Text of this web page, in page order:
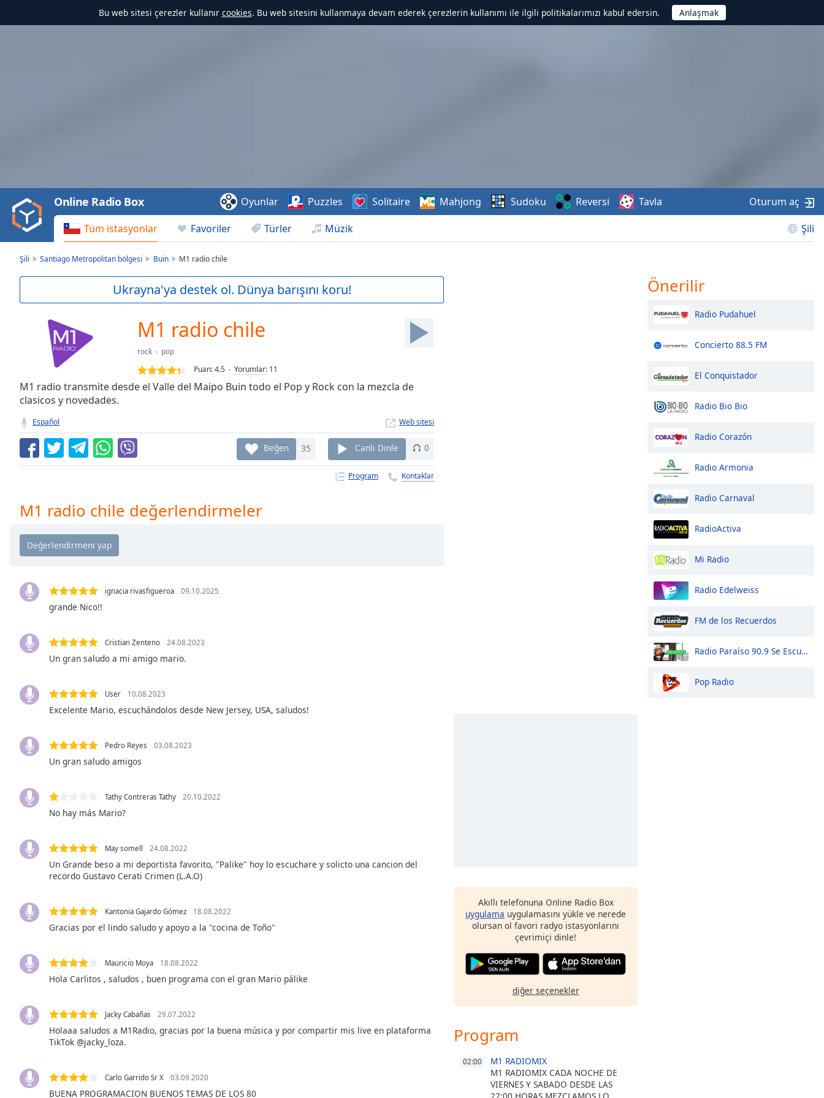
Bu web sitesi çerezler kullanır cookies. Bu web sitesini kullanmaya devam ederek çerezlerin kullanımı ile ilgili politikalarımızı kabul edersin.
Video
Play
Backward
Skip
Mute
Current
-:-
TypeLIVE
Seek to
currently
behind
LIVE
Remaining
Time-
Playback
Chapters
Descriptions
off,
selected
subtitles
settings,
subtitles
settings
dialog
off,
selected
Picture-
window.
dialog
cancel
Tüm istasyonlar Favoriler Türler Müzik Şili
Online Radio Box Oyunlar Puzzles Solitaire Mahjong Sudoku Reversi Tavla Oturum aç
Şili Santiago Metropolitan bölgesi Buin M1 radio chile
Ukrayna'ya destek ol. Dünya barışını koru!
M1 radio chile
rock
pop
Puan:4.5 Yorumlar: 11
M1 radio transmite desde el Valle del Maipo Buin todo el Pop y Rock con la mezcla de
clasicos y novedades.
Español Web sitesi
Beğen 35 Canlı Dinle 0
Program Kontaklar
M1 radio chile değerlendirmeler
ignacia rivasfigueroa 09.10.2025
grande Nico!!
Cristian Zenteno 24.08.2023
Un gran saludo a mi amigo mario.
User 10.08.2023
Excelente Mario, escuchándolos desde New Jersey, USA, saludos!
Pedro Reyes 03.08.2023
Un gran saludo amigos
Tathy Contreras Tathy 20.10.2022
No hay más Mario?
May somell 24.08.2022
Un Grande beso a mi deportista favorito, "Palike" hoy lo escuchare y solicto una cancion del
recordo Gustavo Cerati Crimen (L.A.O)
Kantonia Gajardo Gómez 18.08.2022
Gracias por el lindo saludo y apoyo a la "cocina de Toño"
Mauricio Moya 18.08.2022
Hola Carlitos , saludos , buen programa con el gran Mario pálike
Jacky Cabañas 29.07.2022
Holaaa saludos a M1Radio, gracias por la buena música y por compartir mis live en plataforma
TikTok @jacky_loza.
Carlo Garrido Sr X 03.09.2020
BUENA PROGRAMACION BUENOS TEMAS DE LOS 80
Akıllı telefonuna Online Radio Box
uygulama uygulamasını yükle ve nerede
olursan ol favori radyo istasyonlarını
çevrimiçi dinle!
diğer seçenekler
Program
02:00
M1 RADIOMIX
M1 RADIOMIX CADA NOCHE DE
VIERNES Y SABADO DESDE LAS
Önerilir
Radio Pudahuel
Concierto 88.5 FM
El Conquistador
Radio Bio Bio
Radio Corazón
Radio Armonia
Radio Carnaval
RadioActiva
Mi Radio
Radio Edelweiss
FM de los Recuerdos
Radio Paraíso 90.9 Se Escucha Más
Pop Radio